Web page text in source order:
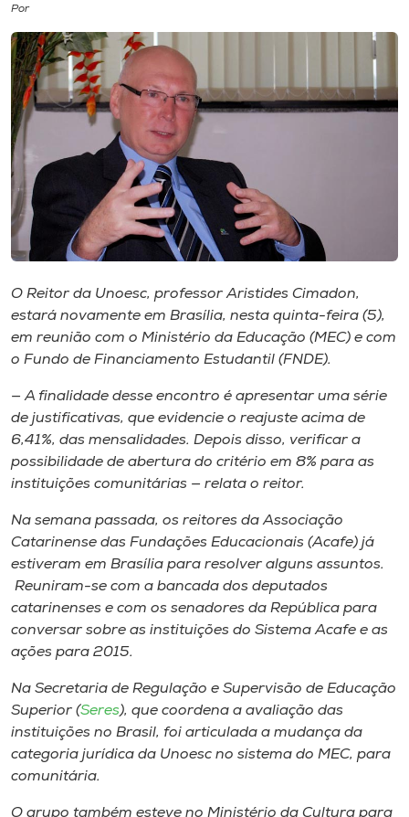
Cultura
CPA
Biblioteca
Editora
Museu
Store
Selecione
A+
A-
Por
O Reitor da Unoesc, professor Aristides Cimadon,
estará novamente em Brasília, nesta quinta-feira (5),
em reunião com o Ministério da Educação (MEC) e com
o Fundo de Financiamento Estudantil (FNDE).
— A finalidade desse encontro é apresentar uma série
de justificativas, que evidencie o reajuste acima de
6,41%, das mensalidades. Depois disso, verificar a
possibilidade de abertura do critério em 8% para as
instituições comunitárias — relata o reitor.
Na semana passada, os reitores da Associação
Catarinense das Fundações Educacionais (Acafe) já
estiveram em Brasília para resolver alguns assuntos.
Reuniram-se com a bancada dos deputados
catarinenses e com os senadores da República para
conversar sobre as instituições do Sistema Acafe e as
ações para 2015.
Na Secretaria de Regulação e Supervisão de Educação
Superior (Seres), que coordena a avaliação das
instituições no Brasil, foi articulada a mudança da
categoria jurídica da Unoesc no sistema do MEC, para
comunitária.
O grupo também esteve no Ministério da Cultura para